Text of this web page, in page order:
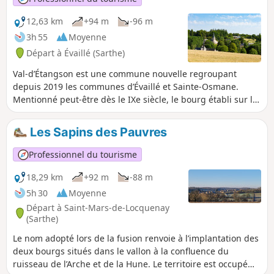
sans nulle doute l’édifice le plus ancien du
bourg. Vous pourrez toutefois observer les
équipements ruraux typiques de la IIIe
République, à l’instar de la pompe publique
placée au pied de l’église. En direction du
cimetière, vous verrez sur la droite l’ancien
lavoir communal récemment transformé pour
l’accueil des randonneurs et plus haut, une
ancienne école identifiable à son volume à
étage et à ses encadrements de briques.
12,63 km
+94 m
-96 m
3h 55
Moyenne
Départ à Évaillé (Sarthe)
Val-d’Étangson est une commune nouvelle regroupant
depuis 2019 les communes d’Évaillé et Sainte-Osmane.
Mentionné peut-être dès le IXe siècle, le bourg établi sur la
rive du Tusson n'est composé en 1829 que de l'église, du
presbytère du XVIIIe siècle avec cour et jardin, et d'une
quinzaine de maisons. Il s'étoffe après 1840, sans doute en
lien avec l'ouverture de la route reliant les deux sous-
préfectures de la Flèche et Saint-Calais (actuelle D13).
Les Sapins des Pauvres
Professionnel du tourisme
18,29 km
+92 m
-88 m
5h 30
Moyenne
Départ à Saint-Mars-de-Locquenay
(Sarthe)
Le nom adopté lors de la fusion renvoie à l’implantation des
deux bourgs situés dans le vallon à la confluence du
ruisseau de l’Arche et de la Hune. Le territoire est occupé